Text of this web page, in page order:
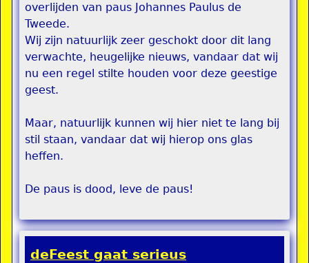
overlijden van paus Johannes Paulus de
Tweede.
Wij zijn natuurlijk zeer geschokt door dit lang
verwachte, heugelijke nieuws, vandaar dat wij
nu een regel stilte houden voor deze geestige
geest.
Maar, natuurlijk kunnen wij hier niet te lang bij
stil staan, vandaar dat wij hierop ons glas
heffen.
De paus is dood, leve de paus!
deFeest gaat serieus